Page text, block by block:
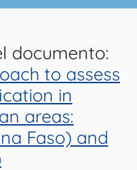
documento:
to assess
in
areas:
Faso) and